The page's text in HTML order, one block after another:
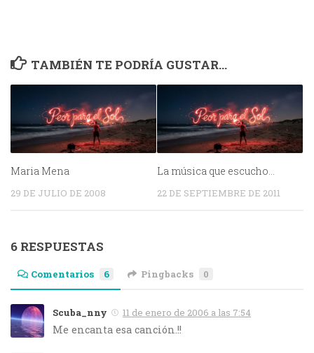
TAMBIÉN TE PODRÍA GUSTAR...
Maria Mena
29 DE JULIO DE 2008
La música que escucho…
22 DE SEPTIEMBRE DE 2011
6 RESPUESTAS
Comentarios 6 Pingbacks 0
Scuba_nny 11 de enero de 2006 a las 7:54
Me encanta esa canción.!!